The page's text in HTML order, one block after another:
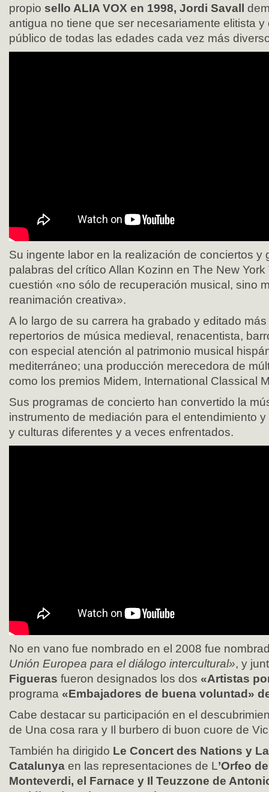
propio sello ALIA VOX en 1998, Jordi Savall
antigua no tiene que ser necesariamente elitista
público de todas las edades cada vez más
Su ingente labor en la realización de conciertos y
palabras del crítico Allan Kozinn en The New
cuestión «no sólo de recuperación musical, sino
reanimación creativa».
A lo largo de su carrera ha grabado y editado
repertorios de música medieval, renacentista,
con especial atención al patrimonio musical
mediterráneo; una producción merecedora de
como los premios Midem, International Classical
Sus programas de concierto han convertido la
instrumento de mediación para el entendimiento
y culturas diferentes y a veces enfrentados.
No en vano fue nombrado en el 2008 fue
Unión Europea para el diálogo intercultural», y
Figueras fueron designados los dos «Artistas
programa «Embajadores de buena voluntad»
Cabe destacar su participación en el
de Una cosa rara y Il burbero di buon cuore de
También ha dirigido Le Concert des Nations y
Catalunya en las representaciones de L’Orfeo
Monteverdi, el Farnace y Il Teuzzone de